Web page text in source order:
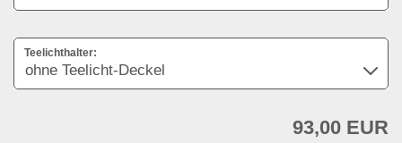
Teelichthalter:
93,00 EUR